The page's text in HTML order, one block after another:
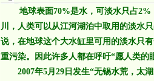
地球表面70%是水，可淡水只占
川，人类可以从江河湖泊中取用的淡水
说，在地球这个大水缸里可用的淡水只
重污染。因此许多人都在呼吁“愿人类的
2007年5月29日发生“无锡水荒，太湖